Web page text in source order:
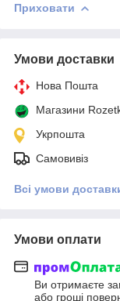
Приховати
Умови доставки
Нова Пошта
Магазини
Укрпошта
Самовивіз
Всі умови
Умови оплати
Ви отримаєте
або гроші